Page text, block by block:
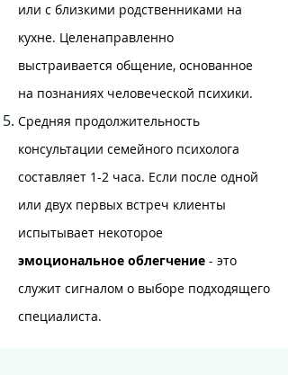
или с близкими родственниками на
кухне. Целенаправленно
выстраивается общение, основанное
на познаниях человеческой психики.
Средняя продолжительность
консультации семейного психолога
составляет 1-2 часа. Если после одной
или двух первых встреч клиенты
испытывает некоторое
эмоциональное облегчение - это
служит сигналом о выборе подходящего
специалиста.